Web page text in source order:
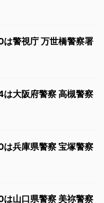
警視庁 万世橋警察署
大阪府警察 高槻警察
兵庫県警察 宝塚警察
山口県警察 美祢警察